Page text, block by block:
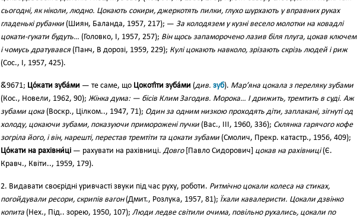
сьогодні, як ніколи, людно. Цокають сокири, джеркотять пилки, глухо шурхають у вправних руках
гладенькі рубанки (Шиян, Баланда, 1957, 217); — За колодязем у кузні весело молотки на ковадлі
цокати-гукати будуть… (Головко, І, 1957, 257); Він щось запаморочено лазив біля плуга, цокав ключем
і чомусь дратувався (Панч, В дорозі, 1959, 229); Кулі цокають навколо, зрізають скрізь людей і риж
(Сос., І, 1957, 425).
&́9671; Цо́кати зуба́ми — те саме, що Цокоті́ти зуба́ми (див. зуб). Мар’яна цокала з переляку зубами
(Кос., Новели, 1962, 90); Жінка дума: — бісів Клим Загодив. Морока… І дрижить, тремтить в суді. Аж
зубами цока (Воскр., Цілком.., 1947, 71); Один за одним низкою проходять діти, заплакані, зігнуті од
холоду, цокаючи зубами, показуючи приморожені пучки (Вас., III, 1960, 336); Склянка гарячого кофе
зогріла його, і він, нарешті, перестав тремтіти та цокати зубами (Смолич, Прекр. катастр., 1956, 409);
Цо́кати на рахівни́ці — рахувати на рахівниці. Довго[Павло Сидорович] цокав на рахівниці(Є.
Кравч., Квіти.., 1959, 179).
2. Видавати своєрідні уривчасті звуки під час руху, роботи. Ритмічно цокали колеса на стиках,
погойдували ресори, скрипів вагон(Дмит., Розлука, 1957, 81); Їхали кавалеристи. Цокали дзвінко
копита (Нех., Під.. зорею, 1950, 107); Люди ледве світили очима, повільно рухались, цокали по